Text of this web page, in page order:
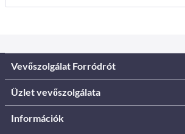
Vevőszolgálat Forródrót
Üzlet vevőszolgálata
Információk